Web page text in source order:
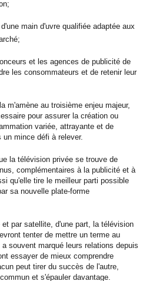
main d'uvre qualifiée adaptée aux
et les agences de publicité de
les consommateurs et de retenir leur
m'amène au troisième enjeu majeur,
pour assurer la création ou
variée, attrayante et de
mince défi à relever.
la télévision privée se trouve de
complémentaires à la publicité et à
qu'elle tire le meilleur parti possible
sa nouvelle plate-forme
par satellite, d'une part, la télévision
tenter de mettre un terme au
souvent marqué leurs relations depuis
essayer de mieux comprendre
peut tirer du succès de l'autre,
et s'épauler davantage.